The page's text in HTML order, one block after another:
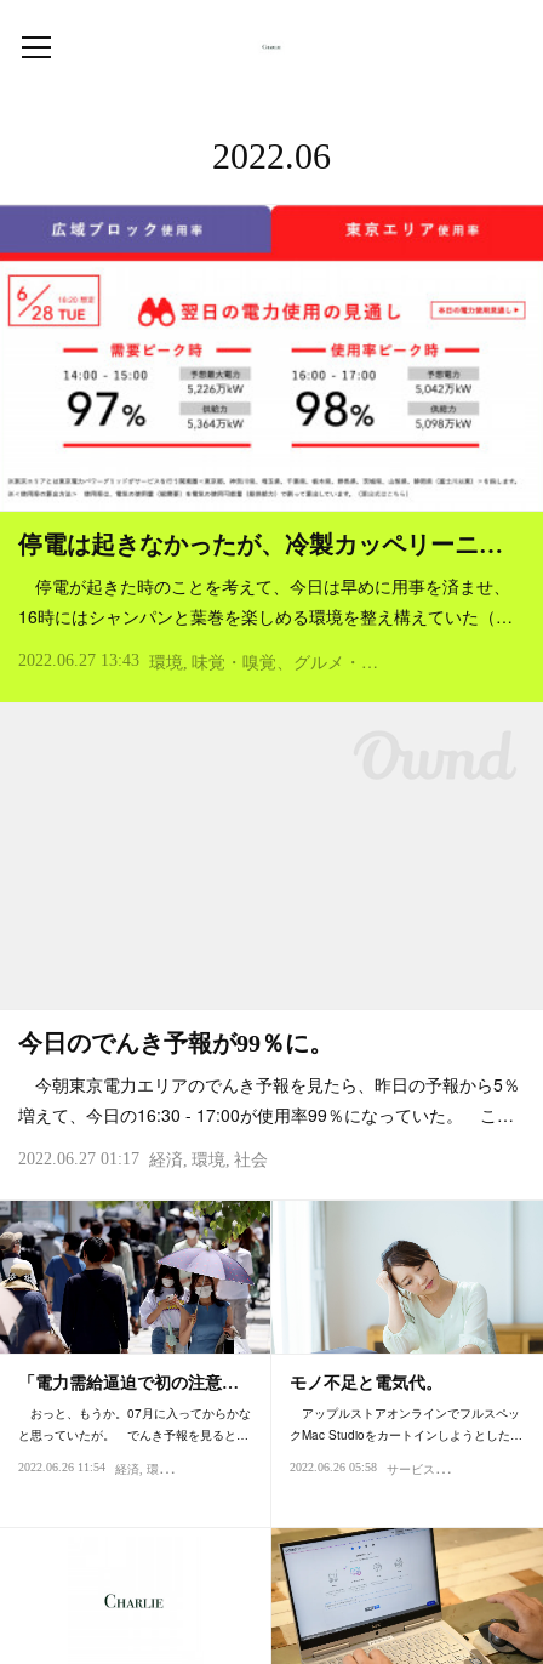
2022.06
停電は起きなかったが、冷製カッペリーニ…
停電が起きた時のことを考えて、今日は早めに用事を済ませ、
16時にはシャンパンと葉巻を楽しめる環境を整え構えていた（…
2022.06.27 13:43 環境 味覚・嗅覚、グルメ・香り
今日のでんき予報が99％に。
今朝東京電力エリアのでんき予報を見たら、昨日の予報から5％
増えて、今日の16:30 - 17:00が使用率99％になっていた。 こ…
2022.06.27 01:17 経済 環境 社会
「電力需給逼迫で初の注意…
おっと、もうか。07月に入ってからかな
と思っていたが。 でんき予報を見ると…
2022.06.26 11:54 経済 環境
モノ不足と電気代。
アップルストアオンラインでフルスペッ
クMac Studioをカートインしようとした…
2022.06.26 05:58 サ
ービス・おもてなし